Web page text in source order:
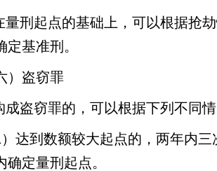
量刑起点的基础上，可以根据抢
定基准刑。
）盗窃罪
成盗窃罪的，可以根据下列不同
）达到数额较大起点的，两年内
确定量刑起点。